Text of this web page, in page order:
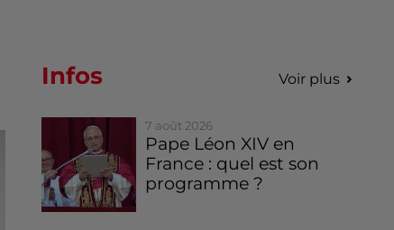
Infos Voir plus
7 août 2026
Pape Léon XIV en
France : quel est son
programme ?